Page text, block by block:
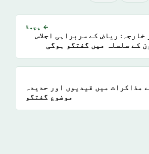
← پچھلا
خارجہ: ریاض کے سربراہی اجلاس
کے سلسلہ میں گفتگو ہوگی
مذاکرات میں قیدیوں اور حدیدہ
موضوع گفتگو